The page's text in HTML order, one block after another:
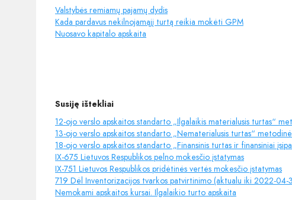
Valstybės remiamų pajamų dydis
Kada pardavus nekilnojamąjį turtą reikia mokėti GPM
Nuosavo kapitalo apskaita
Susiję ištekliai
12-ojo verslo apskaitos standarto „Ilgalaikis materialusis turtas“
13-ojo verslo apskaitos standarto „Nematerialusis turtas“
18-ojo verslo apskaitos standarto „Finansinis turtas ir finansiniai
IX-675 Lietuvos Respublikos pelno mokesčio įstatymas
IX-751 Lietuvos Respublikos pridėtinės vertės mokesčio įstatymas
719 Dėl Inventorizacijos tvarkos patvirtinimo (aktualu iki 2022-04-
Nemokami apskaitos kursai. Ilgalaikio turto apskaita